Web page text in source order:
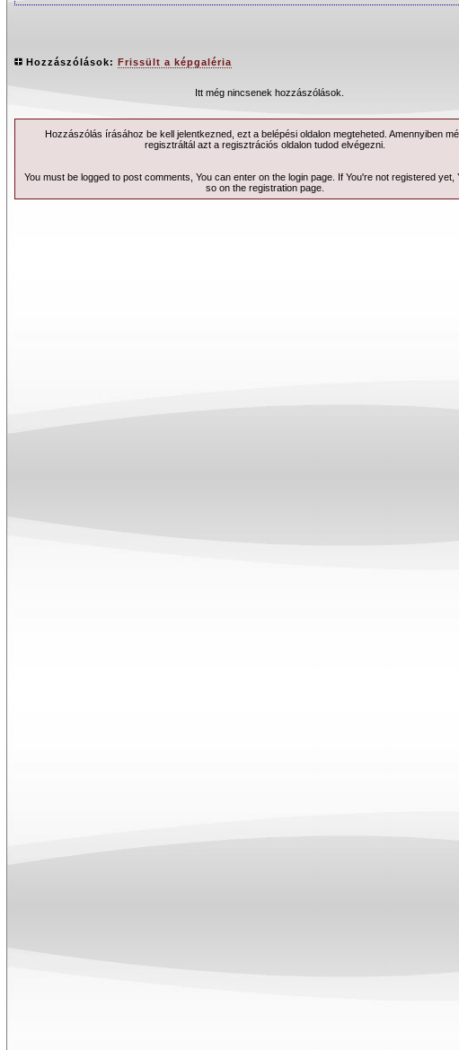
Hozzászólások: Frissült a képgaléria
Itt még nincsenek hozzászólások.
Hozzászólás írásához be kell jelentkezned, ezt a belépésioldalon megteheted. Amennyiben
regisztráltál azt a regisztrációs oldalon tudod elvégezni.
You must be logged to post comments, You can enter on the login page . If You're not registered yet,
so on the registration page